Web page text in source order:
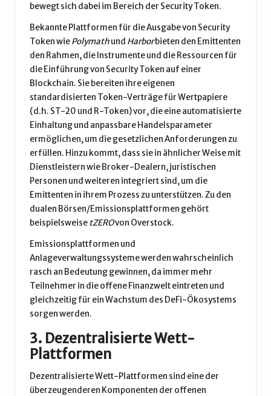
bewegt sich dabei im Bereich der Security Token.
Bekannte Plattformen für die Ausgabe von Security
Token wiePolymathund Harborbieten den Emittenten
den Rahmen, die Instrumente und die Ressourcen für
die Einführung von Security Token auf einer
Blockchain. Sie bereiten ihre eigenen
standardisierten Token-Verträge für Wertpapiere
(d.h. ST-20 und R-Token) vor, die eine automatisierte
Einhaltung und anpassbare Handelsparameter
ermöglichen, um die gesetzlichen Anforderungen zu
erfüllen. Hinzu kommt, dass sie in ähnlicher Weise mit
Dienstleistern wie Broker-Dealern, juristischen
Personen und weiteren integriert sind, um die
Emittenten in ihrem Prozess zu unterstützen. Zu den
dualen Börsen/Emissionsplattformen gehört
beispielsweisetZEROvon Overstock.
Emissionsplattformen und
Anlageverwaltungssysteme werden wahrscheinlich
rasch an Bedeutung gewinnen, da immer mehr
Teilnehmer in die offene Finanzwelt eintreten und
gleichzeitig für ein Wachstum des DeFi-Ökosystems
sorgen werden.
3. Dezentralisierte Wett-
Plattformen
Dezentralisierte Wett-Plattformen sind eine der
überzeugenderen Komponenten der offenen